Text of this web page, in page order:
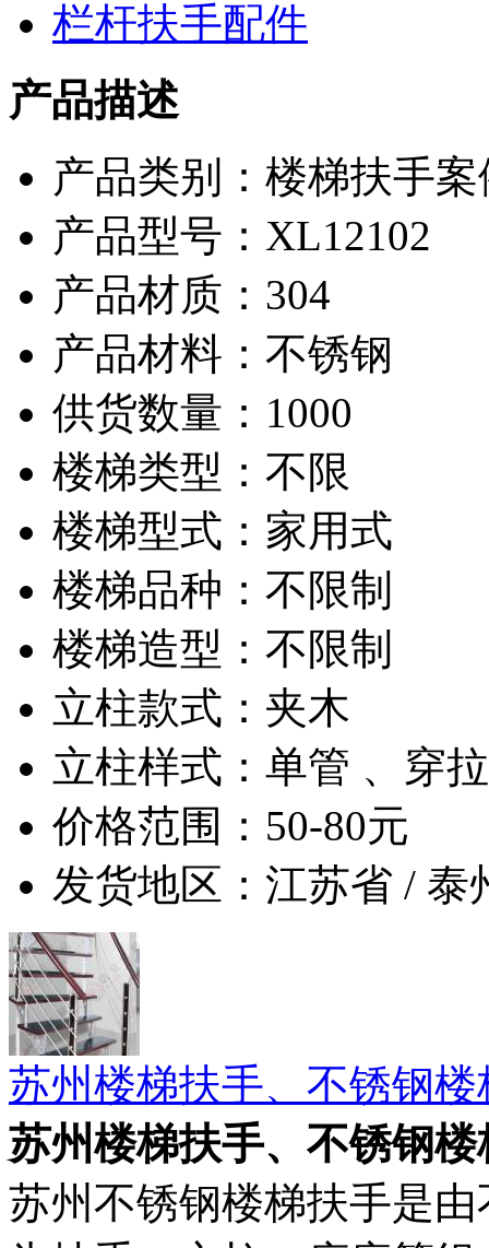
栏杆扶手配件
产品描述
产品类别：楼梯扶手
产品型号：XL12102
产品材质：304
产品材料：不锈钢
供货数量：1000
楼梯类型：不限
楼梯型式：家用式
楼梯品种：不限制
楼梯造型：不限制
立柱款式：夹木
立柱样式：单管 、穿
价格范围：50-80元
发货地区：江苏省 / 泰
苏州楼梯扶手、不锈钢
苏州楼梯扶手、不锈钢
苏州不锈钢楼梯扶手是